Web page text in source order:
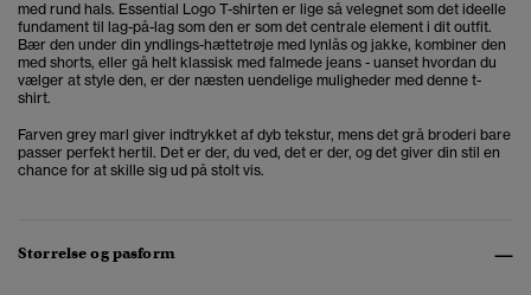
med rund hals. Essential Logo T-shirten er lige så velegnet som det ideelle
fundament til lag-på-lag som den er som det centrale element i dit outfit.
Bær den under din yndlings-hættetrøje med lynlås og jakke, kombiner den
med shorts, eller gå helt klassisk med falmede jeans - uanset hvordan du
vælger at style den, er der næsten uendelige muligheder med denne t-
shirt.
Farven grey marl giver indtrykket af dyb tekstur, mens det grå broderi bare
passer perfekt hertil. Det er der, du ved, det er der, og det giver din stil en
chance for at skille sig ud på stolt vis.
Størrelse og pasform